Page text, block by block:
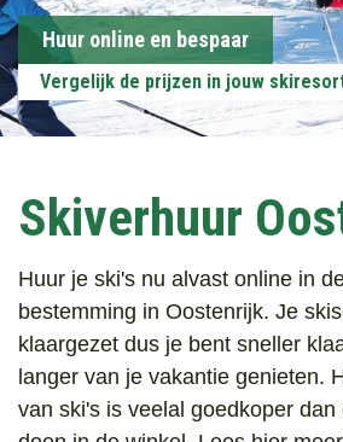
Huur online en bespaar
Vergelijk de prijzen in jouw
Skiverhuur
Huur je ski's nu alvast online in
bestemming in Oostenrijk. Je
klaargezet dus je bent sneller
langer van je vakantie genieten.
van ski's is veelal goedkoper
Inclusief skipas
Wintersport
All inclusive
Vakantieparken
Last minute